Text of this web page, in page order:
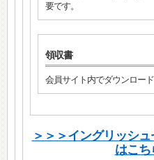
要です。
領収書
会員サイト内でダウンロード
＞＞＞イングリッシ
はこち